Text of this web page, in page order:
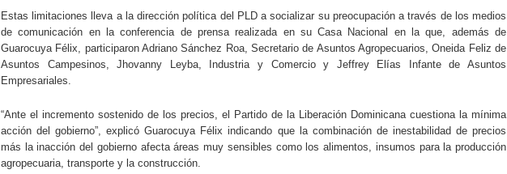
Estas limitaciones lleva a la dirección política del PLD a socializar su preocupación a través de los medios
de comunicación en la conferencia de prensa realizada en su Casa Nacional en la que, además de
Guarocuya Félix, participaron Adriano Sánchez Roa, Secretario de Asuntos Agropecuarios, Oneida Feliz de
Asuntos Campesinos, Jhovanny Leyba, Industria y Comercio y Jeffrey Elías Infante de Asuntos
Empresariales.
“Ante el incremento sostenido de los precios, el Partido de la Liberación Dominicana cuestiona la mínima
acción del gobierno”, explicó Guarocuya Félix indicando que la combinación de inestabilidad de precios
más la inacción del gobierno afecta áreas muy sensibles como los alimentos, insumos para la producción
agropecuaria, transporte y la construcción.